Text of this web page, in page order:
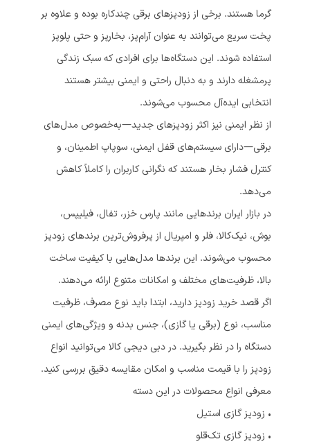
گرما هستند. برخی از زودپزهای برقی چندکاره بوده و علاوه بر
پخت سریع می‌توانند به عنوان آرام‌پز، بخارپز و حتی پلوپز
استفاده شوند. این دستگاه‌ها برای افرادی که سبک زندگی
پرمشغله دارند و به دنبال راحتی و ایمنی بیشتر هستند
انتخابی ایده‌آل محسوب می‌شوند.
از نظر ایمنی نیز اکثر زودپزهای جدید—به‌خصوص مدل‌های
برقی—دارای سیستم‌های قفل ایمنی، سوپاپ اطمینان، و
کنترل فشار بخار هستند که نگرانی کاربران را کاملاً کاهش
می‌دهد.
در بازار ایران برندهایی مانند پارس خزر، تفال، فیلیپس،
بوش، نیک‌کالا، فلر و امپریال از پرفروش‌ترین برندهای زودپز
محسوب می‌شوند. این برندها مدل‌هایی با کیفیت ساخت
بالا، ظرفیت‌های مختلف و امکانات متنوع ارائه می‌دهند.
اگر قصد خرید زودپز دارید، ابتدا باید نوع مصرف، ظرفیت
مناسب، نوع (برقی یا گازی)، جنس بدنه و ویژگی‌های ایمنی
دستگاه را در نظر بگیرید. در دبی دیجی کالا می‌توانید انواع
زودپز را با قیمت مناسب و امکان مقایسه دقیق بررسی کنید.
معرفی انواع محصولات در این دسته
• زودپز گازی استیل
• زودپز گازی تک‌قلو